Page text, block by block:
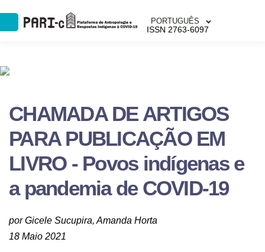
PORTUGUÊS
ISSN 2763-6097
CHAMADA DE ARTIGOS
PARA PUBLICAÇÃO EM
LIVRO - Povos indígenas e
a pandemia de COVID-19
por Gicele Sucupira, Amanda Horta
18 Maio 2021